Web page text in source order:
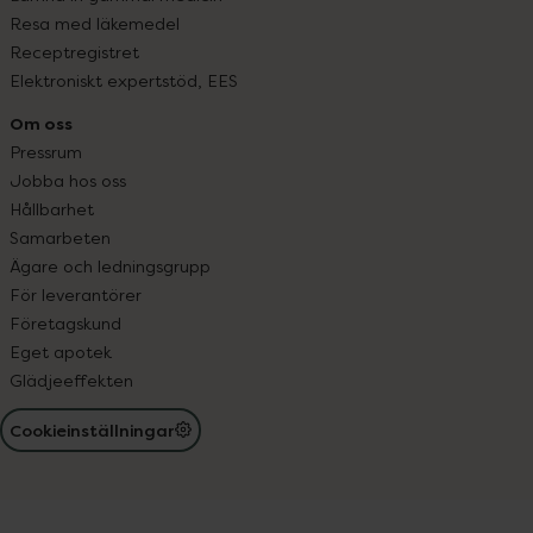
Resa med läkemedel
Receptregistret
Elektroniskt expertstöd, EES
Om oss
Pressrum
Jobba hos oss
Hållbarhet
Samarbeten
Ägare och ledningsgrupp
För leverantörer
Företagskund
Eget apotek
Glädjeeffekten
Cookieinställningar